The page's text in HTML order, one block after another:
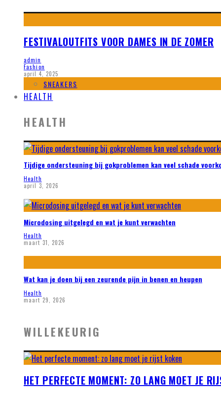
FESTIVALOUTFITS VOOR DAMES IN DE ZOMER
admin
Fashion
april 4, 2025
SNEAKERS
HEALTH
HEALTH
Tijdige ondersteuning bij gokproblemen kan veel schade
Health
april 3, 2026
Microdosing uitgelegd en wat je kunt verwachten
Health
maart 31, 2026
Wat kan je doen bij een zeurende pijn in benen en heupen
Health
maart 29, 2026
WILLEKEURIG
HET PERFECTE MOMENT: ZO LANG MOET JE